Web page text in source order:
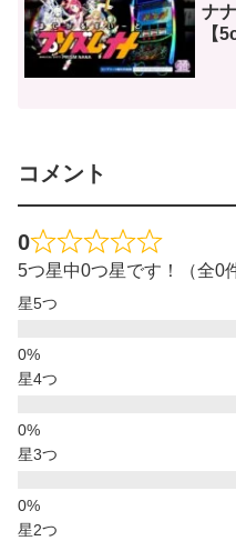
ナ
【
コメント
0
5つ星中0つ星です！（全0
星5つ
星4つ
星3つ
星2つ